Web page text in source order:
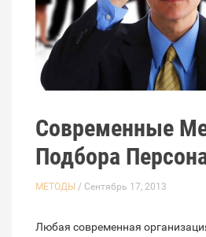
Современные
Подбора
МЕТОДЫ / Сентябрь 17, 2013
Любая современная